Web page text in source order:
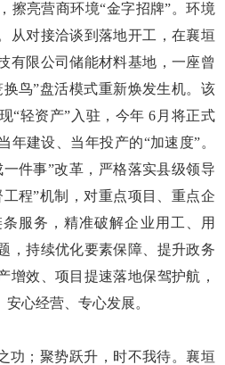
亮营商环境“金字招牌”。环境
从对接洽谈到落地开工，在襄垣
有限公司储能材料基地，一座曾
鸟”盘活模式重新焕发生机。该
“轻资产”入驻，今年 6月将正式
年建设、当年投产的“加速度”。
件事”改革，严格落实县级领导
程”机制，对重点项目、重点企
服务，精准破解企业用工、用
，持续优化要素保障、提升政务
增效、项目提速落地保驾护航，
心经营、专心发展。
；聚势跃升，时不我待。襄垣